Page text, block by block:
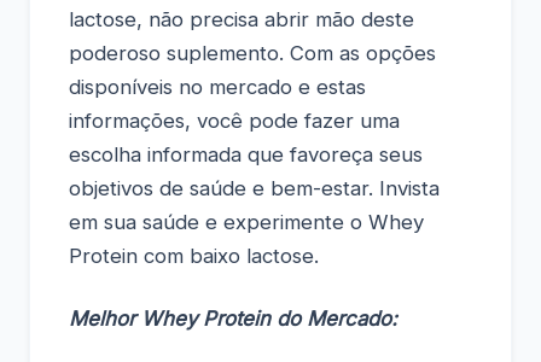
lactose, não precisa abrir mão deste
poderoso suplemento. Com as opções
disponíveis no mercado e estas
informações, você pode fazer uma
escolha informada que favoreça seus
objetivos de saúde e bem-estar. Invista
em sua saúde e experimente o Whey
Protein com baixo lactose.
Melhor Whey Protein do Mercado: